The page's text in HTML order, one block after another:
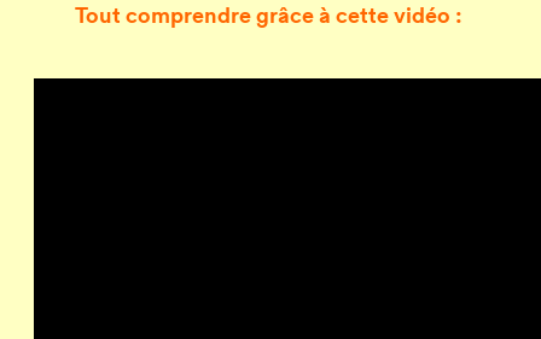
Tout comprendre grâce à cette vidéo :